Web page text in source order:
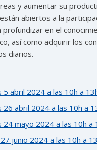
y aumentar su
abiertos a la
en el
así como adquirir los
diarios.
5 abril 2024 a las 10h a
26 abril 2024 a las 10h a
24 mayo 2024 a las 10h a
junio 2024 a las 10h a 13